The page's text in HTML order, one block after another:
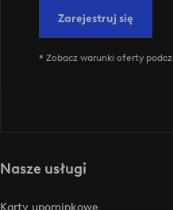
Zarejestruj się
* Zobacz warunki oferty
Nasze usługi
Karty upominkowe